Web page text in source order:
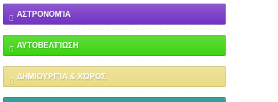
ΑΣΤΡΟΝΟΜΊΑ
ΑΥΤΟΒΕΛΤΊΩΣΗ
ΔΗΜΙΟΥΡΓΊΑ & ΧΏΡΟΣ